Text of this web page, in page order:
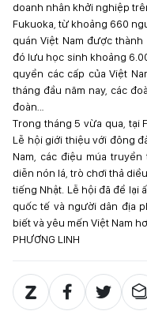
doanh nhân khởi nghiệp
Fukuoka, từ khoảng 660
quán Việt Nam được
đó lưu học sinh khoảng
quyền các cấp của Việt
tháng đầu năm nay, các
đoàn…
Trong tháng 5 vừa qua, tại
Lễ hội giới thiệu với đông
Nam, các điệu múa
diễn nón lá, trò chơi thả
tiếng Nhật. Lễ hội đã để lại
quốc tế và người dân địa
biết và yêu mến Việt Nam
PHƯƠNG LINH